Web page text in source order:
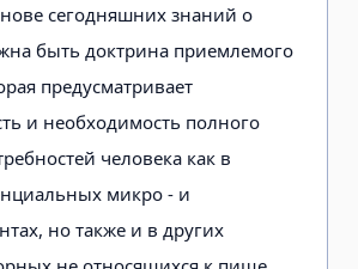
сегодняшних знаний о
быть доктрина приемлемого
предусматривает
и необходимость полного
человека как в
микро - и
но также и в других